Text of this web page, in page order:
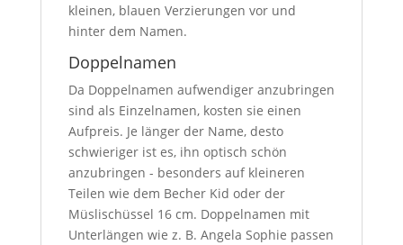
kleinen, blauen Verzierungen vor und
hinter dem Namen.
Doppelnamen
Da Doppelnamen aufwendiger anzubringen
sind als Einzelnamen, kosten sie einen
Aufpreis. Je länger der Name, desto
schwieriger ist es, ihn optisch schön
anzubringen - besonders auf kleineren
Teilen wie dem Becher Kid oder der
Müslischüssel 16 cm. Doppelnamen mit
Unterlängen wie z. B. Angela Sophie passen